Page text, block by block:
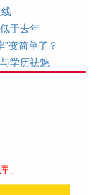
于去年
变简单了？
学历祛魅
」